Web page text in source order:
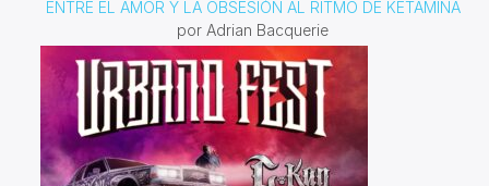
ENTRE EL AMOR Y LA OBSESIÓN AL RITMO DE KETAMINA
por Adrian Bacquerie